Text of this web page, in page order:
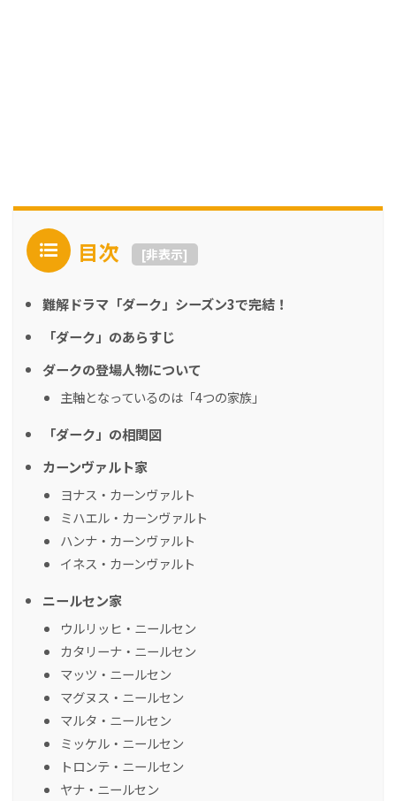
目次 [非表示]
難解ドラマ「ダーク」シーズン3で完結！
「ダーク」のあらすじ
ダークの登場人物について
主軸となっているのは「4つの家族」
「ダーク」の相関図
カーンヴァルト家
ヨナス・カーンヴァルト
ミハエル・カーンヴァルト
ハンナ・カーンヴァルト
イネス・カーンヴァルト
ニールセン家
ウルリッヒ・ニールセン
カタリーナ・ニールセン
マッツ・ニールセン
マグヌス・ニールセン
マルタ・ニールセン
ミッケル・ニールセン
トロンテ・ニールセン
ヤナ・ニールセン